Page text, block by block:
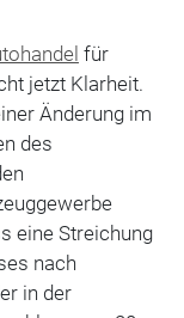
für
jetzt Klarheit.
Änderung im
des
eine Streichung
nach
in der